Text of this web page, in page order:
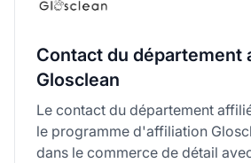
Contact du département
Glosclean
Le contact du département
le programme d'affiliation
dans le commerce de détail